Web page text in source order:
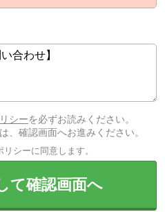
シーを必ずお読みください。
、確認画面へお進みください。
シーに同意します。
て確認画面へ